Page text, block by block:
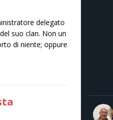
delegato
suo clan. Non un
di niente; oppure